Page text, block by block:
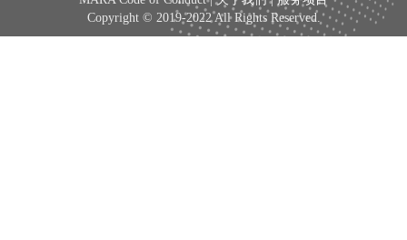
Copyright © 2019-2022 All Rights Reserved.